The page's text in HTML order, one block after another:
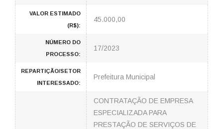
VALOR ESTIMADO
(R$):
45.000,00
NÚMERO DO
PROCESSO:
17/2023
REPARTIÇÃO/SETOR
INTERESSADO:
Prefeitura Municipal
CONTRATAÇÃO DE EMPRESA
ESPECIALIZADA PARA
PRESTAÇÃO DE SERVIÇOS DE